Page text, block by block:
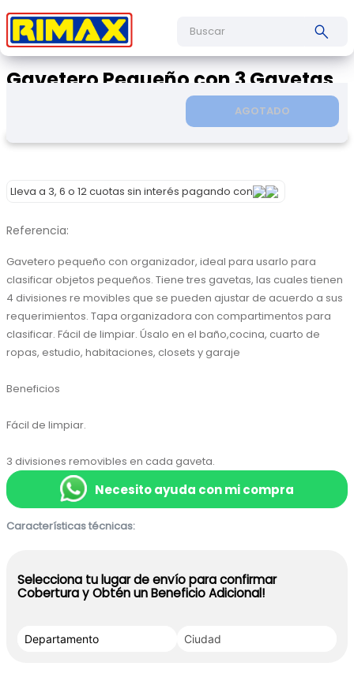
Gavetero Pequeño con 3 Gavetas
AGOTADO
Lleva a 3, 6 o 12 cuotas sin interés pagando con
Referencia:
Gavetero pequeño con organizador, ideal para usarlo para
clasificar objetos pequeños. Tiene tres gavetas, las cuales tienen
4 divisiones re movibles que se pueden ajustar de acuerdo a sus
requerimientos. Tapa organizadora con compartimentos para
clasificar. Fácil de limpiar. Úsalo en el baño,cocina, cuarto de
ropas, estudio, habitaciones, closets y garaje
Beneficios
Fácil de limpiar.
3 divisiones removibles en cada gaveta.
Necesito ayuda con mi compra
Características técnicas:
Selecciona tu lugar de envío para confirmar
Cobertura y Obtén un Beneficio Adicional!